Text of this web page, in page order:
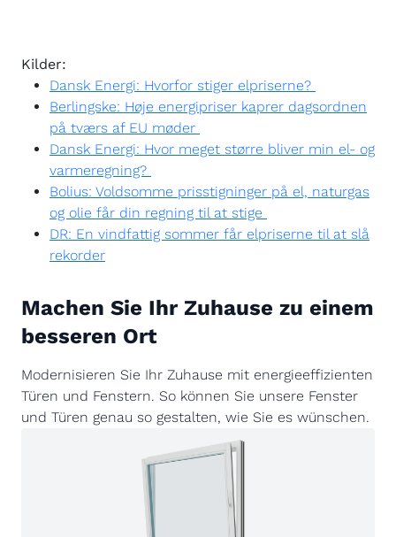
Kilder:
Dansk Energi: Hvorfor stiger elpriserne?
Berlingske: Høje energipriser kaprer dagsordnen
på tværs af EU møder
Dansk Energi: Hvor meget større bliver min el- og
varmeregning?
Bolius: Voldsomme prisstigninger på el, naturgas
og olie får din regning til at stige
DR: En vindfattig sommer får elpriserne til at slå
rekorder
Machen Sie Ihr Zuhause zu einem
besseren Ort
Modernisieren Sie Ihr Zuhause mit energieeffizienten
Türen und Fenstern. So können Sie unsere Fenster
und Türen genau so gestalten, wie Sie es wünschen.